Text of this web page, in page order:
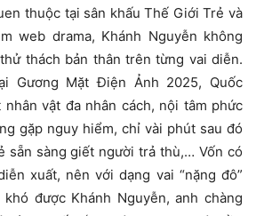
thuộc tại sân khấu Thế Giới Trẻ và
web drama, Khánh Nguyễn không
thách bản thân trên từng vai diễn.
Gương Mặt Điện Ảnh 2025, Quốc
nhân vật đa nhân cách, nội tâm phức
gặp nguy hiểm, chỉ vài phút sau đó
sẵn sàng giết người trả thù,… Vốn có
xuất, nên với dạng vai “nặng đô”
được Khánh Nguyễn, anh chàng